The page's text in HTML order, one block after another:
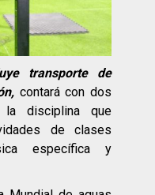
transporte de
contará con dos
la disciplina que
de clases
específica y